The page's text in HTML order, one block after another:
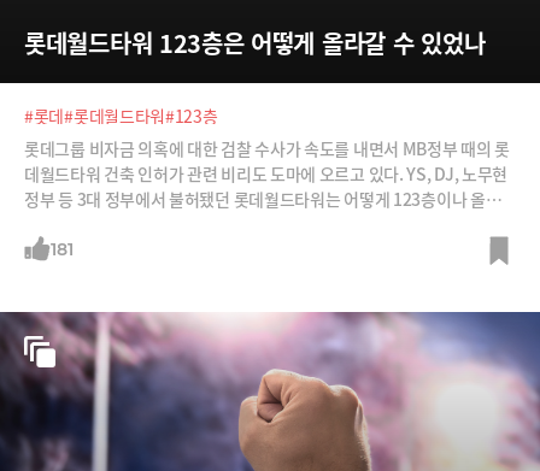
롯데월드타워 123층은 어떻게 올라갈 수 있었나
#롯데#롯데월드타워#123층
롯데그룹 비자금 의혹에 대한 검찰 수사가 속도를 내면서 MB정부 때의 롯
데월드타워 건축 인허가 관련 비리도 도마에 오르고 있다. YS, DJ, 노무현
정부 등 3대 정부에서 불허됐던 롯데월드타워는 어떻게 123층이나 올라갈
181